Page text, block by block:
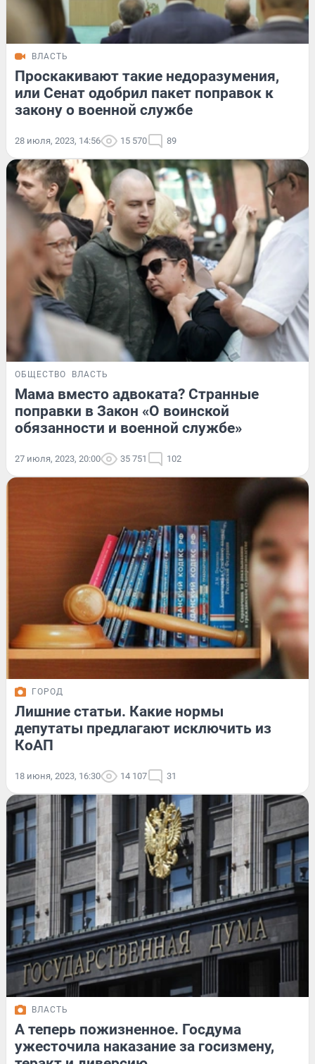
ВЛАСТЬ
Проскакивают такие недоразумения,
или Сенат одобрил пакет поправок к
закону о военной службе
28 июля, 2023, 14:56 15 570 89
ОБЩЕСТВО ВЛАСТЬ
Мама вместо адвоката? Странные
поправки в Закон «О воинской
обязанности и военной службе»
27 июля, 2023, 20:00 35 751 102
ГОРОД
Лишние статьи. Какие нормы
депутаты предлагают исключить из
КоАП
18 июня, 2023, 16:30 14 107 31
ВЛАСТЬ
А теперь пожизненное. Госдума
ужесточила наказание за госизмену,